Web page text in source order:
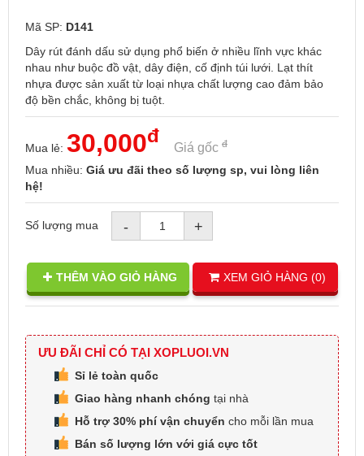
Mã SP: D141
Dây rút đánh dấu sử dụng phổ biến ở nhiều lĩnh vực khác
nhau như buộc đồ vật, dây điện, cố định túi lưới. Lạt thít
nhựa được sản xuất từ loại nhựa chất lượng cao đảm bảo
độ bền chắc, không bị tuột.
Mua lẻ: 30,000đ
Giá gốc đ
Mua nhiều: Giá ưu đãi theo số lượng sp, vui lòng liên
hệ!
Số lượng mua - +
THÊM VÀO GIỎ HÀNG XEM GIỎ HÀNG (0)
ƯU ĐÃI CHỈ CÓ TẠI XOPLUOI.VN
Sỉ lẻ toàn quốc
Giao hàng nhanh chóng tại nhà
Hỗ trợ 30% phí vận chuyển cho mỗi lần mua
Bán số lượng lớn với giá cực tốt